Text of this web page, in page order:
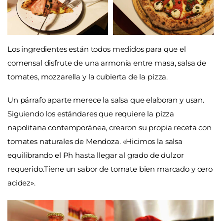
Los ingredientes están todos medidos para que el
comensal disfrute de una armonía entre masa, salsa de
tomates, mozzarella y la cubierta de la pizza.
Un párrafo aparte merece la salsa que elaboran y usan.
Siguiendo los estándares que requiere la pizza
napolitana contemporánea, crearon su propia receta con
tomates naturales de Mendoza. «Hicimos la salsa
equilibrando el Ph hasta llegar al grado de dulzor
requerido.Tiene un sabor de tomate bien marcado y cero
acidez».